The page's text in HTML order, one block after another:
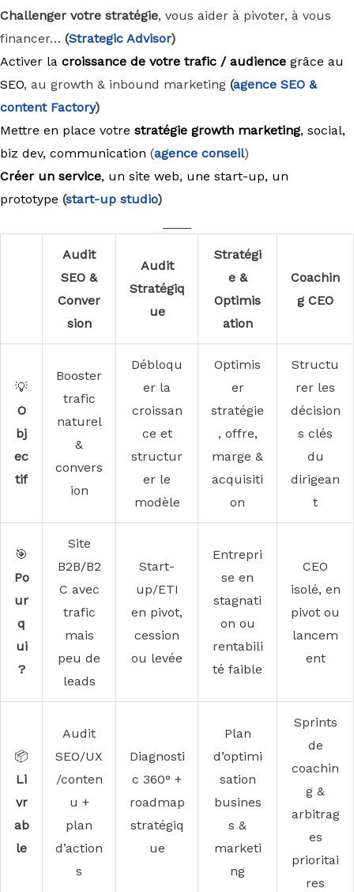
Challenger votre stratégie, vous aider à pivoter, à vous
financer… (Strategic Advisor)
Activer la croissance de votre trafic / audience grâce au
SEO, au growth & inbound marketing (agence SEO &
content Factory)
Mettre en place votre stratégie growth marketing, social,
biz dev, communication (agence conseil)
Créer un service, un site web, une start-up, un
prototype (start-up studio)
Audit
SEO &
Conver
sion
Audit
Stratégiq
ue
Stratégi
e &
Optimis
ation
Coachin
g CEO
💡
O
bj
ec
tif
Booster
trafic
naturel
&
convers
ion
Débloqu
er la
croissan
ce et
structur
er le
modèle
Optimis
er
stratégie
, offre,
marge &
acquisiti
on
Structu
rer les
décision
s clés
du
dirigean
t
🎯
Po
ur
q
ui
?
Site
B2B/B2
C avec
trafic
mais
peu de
leads
Start-
up/ETI
en pivot,
cession
ou levée
Entrepri
se en
stagnati
on ou
rentabili
té faible
CEO
isolé, en
pivot ou
lancem
ent
📦
Li
vr
ab
le
Audit
SEO/UX
/conten
u +
plan
d’action
s
Diagnosti
c 360° +
roadmap
stratégiq
ue
Plan
d’optimi
sation
busines
s &
marketi
ng
Sprints
de
coachin
g &
arbitrag
es
prioritai
res